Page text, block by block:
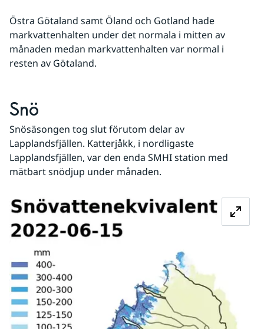
Östra Götaland samt Öland och Gotland hade
markvattenhalten under det normala i mitten av
månaden medan markvattenhalten var normal i
resten av Götaland.
Snö
Snösäsongen tog slut förutom delar av
Lapplandsfjällen. Katterjåkk, i nordligaste
Lapplandsfjällen, var den enda SMHI station med
mätbart snödjup under månaden.